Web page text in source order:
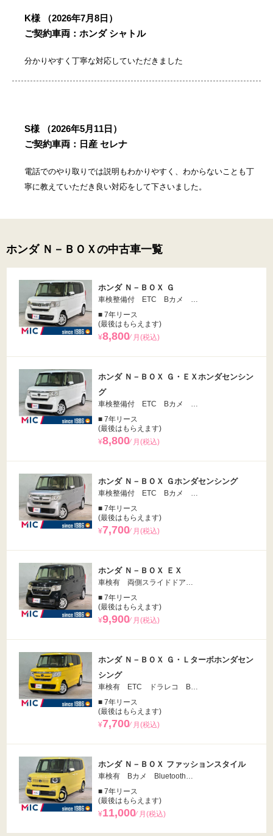
K様
（2026年7月8日）
ご契約車両：ホンダ シャトル
分かりやすく丁寧な対応していただきました
S様
（2026年5月11日）
ご契約車両：日産 セレナ
電話でのやり取りでは説明もわかりやすく、わからないことも丁
寧に教えていただき良い対応をして下さいました。
ホンダ Ｎ－ＢＯＸの中古車一覧
ホンダ Ｎ－ＢＯＸ Ｇ
車検整備付 ETC Bカメ …
■ 7年リース
(最後はもらえます)
¥8,800⁄ 月(税込)
ホンダ Ｎ－ＢＯＸ Ｇ・ＥＸホンダセンシン
グ
車検整備付 ETC Bカメ …
■ 7年リース
(最後はもらえます)
¥8,800⁄ 月(税込)
ホンダ Ｎ－ＢＯＸ Ｇホンダセンシング
車検整備付 ETC Bカメ …
■ 7年リース
(最後はもらえます)
¥7,700⁄ 月(税込)
ホンダ Ｎ－ＢＯＸ ＥＸ
車検有 両側スライドドア…
■ 7年リース
(最後はもらえます)
¥9,900⁄ 月(税込)
ホンダ Ｎ－ＢＯＸ Ｇ・Ｌターボホンダセン
シング
車検有 ETC ドラレコ B…
■ 7年リース
(最後はもらえます)
¥7,700⁄ 月(税込)
ホンダ Ｎ－ＢＯＸ ファッションスタイル
車検有 Bカメ Bluetooth…
■ 7年リース
(最後はもらえます)
¥11,000⁄ 月(税込)